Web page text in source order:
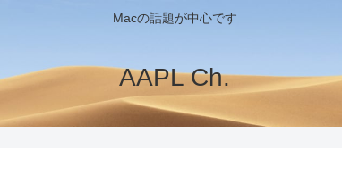
Macの話題が中心です
AAPL Ch.